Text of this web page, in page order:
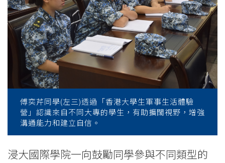
College
News
College
International
Education
傅奕芹同學(左三)透過「香港大學生軍事生活體驗
營」認識來自不同大專的學生，有助擴闊視野，增強
溝通能力和建立自信。
浸大國際學院一向鼓勵同學參與不同類型的